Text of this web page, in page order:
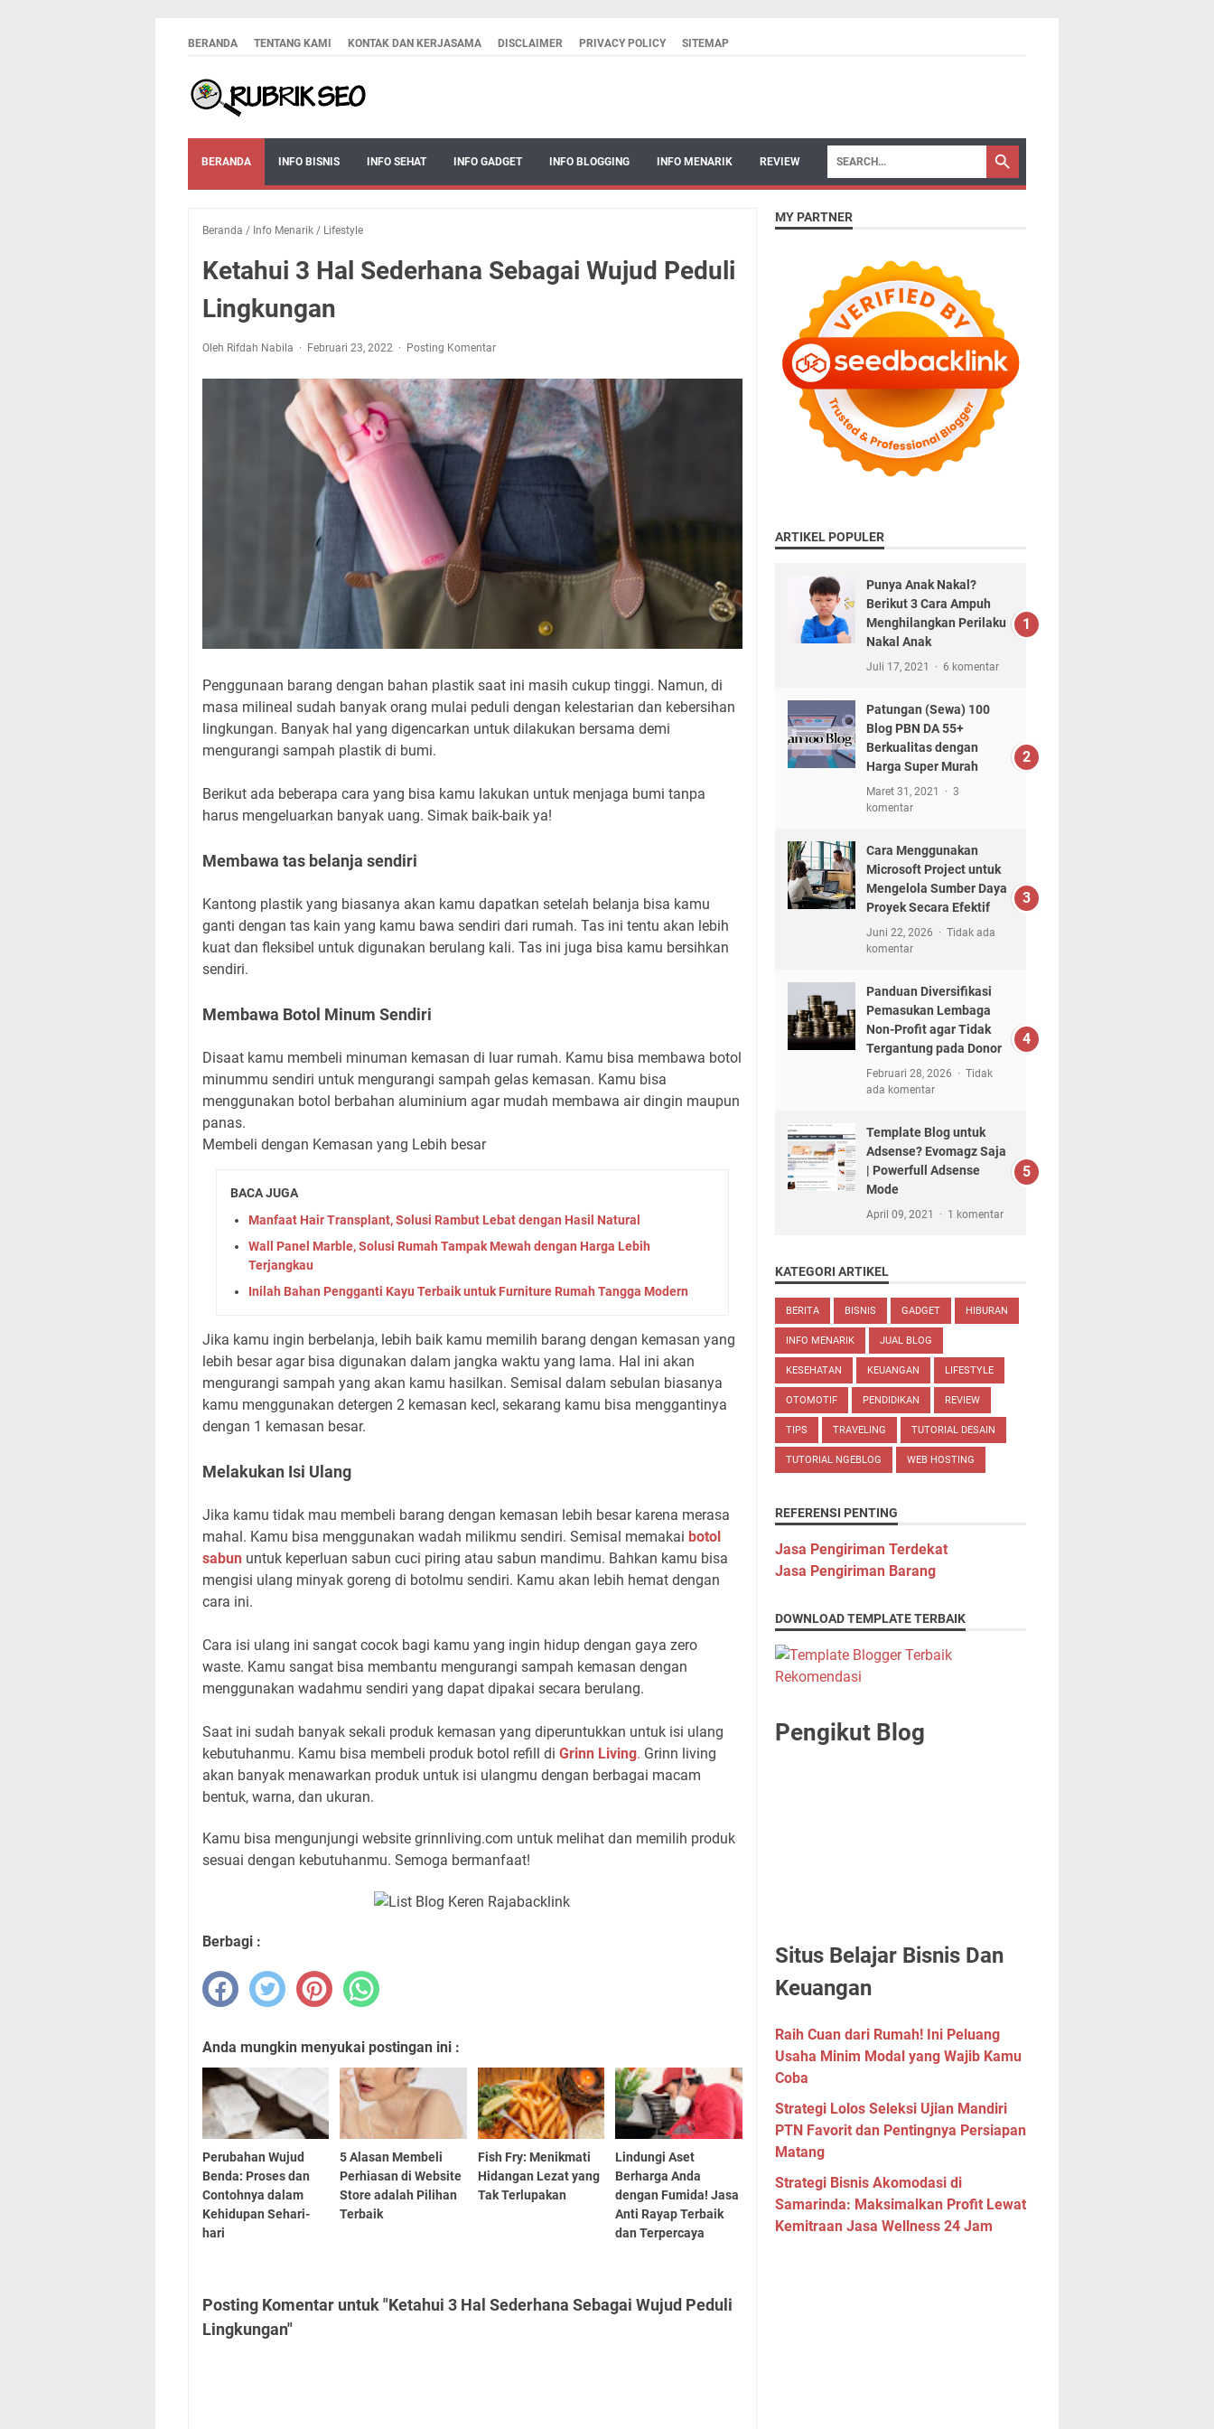
BERANDA TENTANG KAMI KONTAK DAN KERJASAMA DISCLAIMER PRIVACY POLICY SITEMAP
BERANDA INFO BISNIS INFO SEHAT INFO GADGET INFO BLOGGING INFO MENARIK REVIEW
Beranda / Info Menarik / Lifestyle
Ketahui 3 Hal Sederhana Sebagai Wujud Peduli
Lingkungan
Oleh Rifdah Nabila Februari 23, 2022 Posting Komentar
Penggunaan barang dengan bahan plastik saat ini masih cukup tinggi. Namun, di
masa milineal sudah banyak orang mulai peduli dengan kelestarian dan kebersihan
lingkungan. Banyak hal yang digencarkan untuk dilakukan bersama demi
mengurangi sampah plastik di bumi.
Berikut ada beberapa cara yang bisa kamu lakukan untuk menjaga bumi tanpa
harus mengeluarkan banyak uang. Simak baik-baik ya!
Membawa tas belanja sendiri
Kantong plastik yang biasanya akan kamu dapatkan setelah belanja bisa kamu
ganti dengan tas kain yang kamu bawa sendiri dari rumah. Tas ini tentu akan lebih
kuat dan fleksibel untuk digunakan berulang kali. Tas ini juga bisa kamu bersihkan
sendiri.
Membawa Botol Minum Sendiri
Disaat kamu membeli minuman kemasan di luar rumah. Kamu bisa membawa botol
minummu sendiri untuk mengurangi sampah gelas kemasan. Kamu bisa
menggunakan botol berbahan aluminium agar mudah membawa air dingin maupun
panas.
Membeli dengan Kemasan yang Lebih besar
BACA JUGA
Manfaat Hair Transplant, Solusi Rambut Lebat dengan Hasil Natural
Wall Panel Marble, Solusi Rumah Tampak Mewah dengan Harga Lebih
Terjangkau
Inilah Bahan Pengganti Kayu Terbaik untuk Furniture Rumah Tangga Modern
Jika kamu ingin berbelanja, lebih baik kamu memilih barang dengan kemasan yang
lebih besar agar bisa digunakan dalam jangka waktu yang lama. Hal ini akan
mengurangi sampah yang akan kamu hasilkan. Semisal dalam sebulan biasanya
kamu menggunakan detergen 2 kemasan kecl, sekarang kamu bisa menggantinya
dengan 1 kemasan besar.
Melakukan Isi Ulang
Jika kamu tidak mau membeli barang dengan kemasan lebih besar karena merasa
mahal. Kamu bisa menggunakan wadah milikmu sendiri. Semisal memakai botol
sabun untuk keperluan sabun cuci piring atau sabun mandimu. Bahkan kamu bisa
mengisi ulang minyak goreng di botolmu sendiri. Kamu akan lebih hemat dengan
cara ini.
Cara isi ulang ini sangat cocok bagi kamu yang ingin hidup dengan gaya zero
waste. Kamu sangat bisa membantu mengurangi sampah kemasan dengan
menggunakan wadahmu sendiri yang dapat dipakai secara berulang.
Saat ini sudah banyak sekali produk kemasan yang diperuntukkan untuk isi ulang
kebutuhanmu. Kamu bisa membeli produk botol refill di Grinn Living. Grinn living
akan banyak menawarkan produk untuk isi ulangmu dengan berbagai macam
bentuk, warna, dan ukuran.
Kamu bisa mengunjungi website grinnliving.com untuk melihat dan memilih produk
sesuai dengan kebutuhanmu. Semoga bermanfaat!
Berbagi :
Anda mungkin menyukai postingan ini :
Perubahan Wujud
Benda: Proses dan
Contohnya dalam
Kehidupan Sehari-
hari
5 Alasan Membeli
Perhiasan di Website
Store adalah Pilihan
Terbaik
Fish Fry: Menikmati
Hidangan Lezat yang
Tak Terlupakan
Lindungi Aset
Berharga Anda
dengan Fumida! Jasa
Anti Rayap Terbaik
dan Terpercaya
Posting Komentar untuk "Ketahui 3 Hal Sederhana Sebagai Wujud Peduli
Lingkungan"
MY PARTNER
ARTIKEL POPULER
Punya Anak Nakal?
Berikut 3 Cara Ampuh
Menghilangkan Perilaku
Nakal Anak
Juli 17, 2021 6 komentar
Patungan (Sewa) 100
Blog PBN DA 55+
Berkualitas dengan
Harga Super Murah
Maret 31, 2021
3
komentar
Cara Menggunakan
Microsoft Project untuk
Mengelola Sumber Daya
Proyek Secara Efektif
Juni 22, 2026
Tidak ada
komentar
Panduan Diversifikasi
Pemasukan Lembaga
Non-Profit agar Tidak
Tergantung pada Donor
Februari 28, 2026
Tidak
ada komentar
Template Blog untuk
Adsense? Evomagz Saja
| Powerfull Adsense
Mode
April 09, 2021 1 komentar
KATEGORI ARTIKEL
BERITA BISNIS GADGET HIBURAN
INFO MENARIK JUAL BLOG
KESEHATAN KEUANGAN LIFESTYLE
OTOMOTIF PENDIDIKAN REVIEW
TIPS TRAVELING TUTORIAL DESAIN
TUTORIAL NGEBLOG WEB HOSTING
REFERENSI PENTING
Jasa Pengiriman Terdekat
Jasa Pengiriman Barang
DOWNLOAD TEMPLATE TERBAIK
Pengikut Blog
Situs Belajar Bisnis Dan
Keuangan
Raih Cuan dari Rumah! Ini Peluang
Usaha Minim Modal yang Wajib Kamu
Coba
Strategi Lolos Seleksi Ujian Mandiri
PTN Favorit dan Pentingnya Persiapan
Matang
Strategi Bisnis Akomodasi di
Samarinda: Maksimalkan Profit Lewat
Kemitraan Jasa Wellness 24 Jam